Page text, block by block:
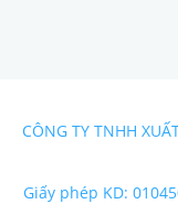
CÔNG TY TNHH
Giấy phép KD: